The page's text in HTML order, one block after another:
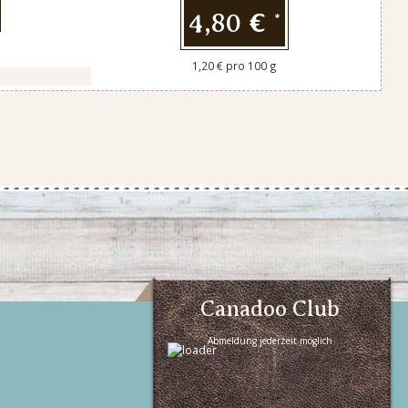
4,80 € *
1,20 € pro 100 g
Canadoo Club
Abmeldung jederzeit möglich